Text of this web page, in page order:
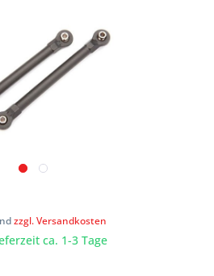
zzgl. Versandkosten
ca. 1-3 Tage